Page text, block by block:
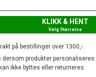
KLIKK & HENT
Velg Størrelse
på bestillinger over 1300,-.
dersom produkter personaliseres.
ikke byttes eller returneres.